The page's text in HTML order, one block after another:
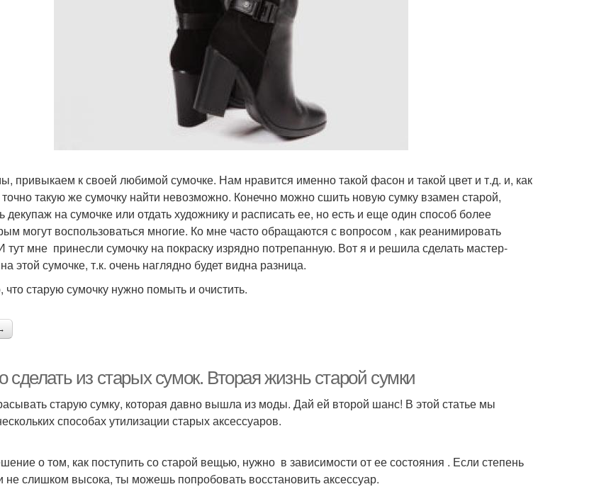
привыкаем к своей любимой сумочке. Нам нравится именно такой фасон и такой цвет и т.д. и, как
такую же сумочку найти невозможно. Конечно можно сшить новую сумку взамен старой,
декупаж на сумочке или отдать художнику и расписать ее, но есть и еще один способ более
могут воспользоваться многие. Ко мне часто обращаются с вопросом , как реанимировать
тут мне принесли сумочку на покраску изрядно потрепанную. Вот я и решила сделать мастер-
этой сумочке, т.к. очень наглядно будет видна разница.
что старую сумочку нужно помыть и очистить.
сделать из старых сумок. Вторая жизнь старой сумки
старую сумку, которая давно вышла из моды. Дай ей второй шанс! В этой статье мы
способах утилизации старых аксессуаров.
о том, как поступить со старой вещью, нужно в зависимости от ее состояния . Если степень
не слишком высока, ты можешь попробовать восстановить аксессуар.